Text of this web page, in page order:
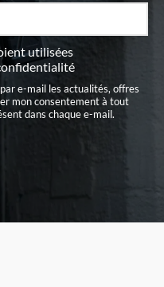
utilisées
e-mail les actualités, offres
mon consentement à tout
dans chaque e-mail.